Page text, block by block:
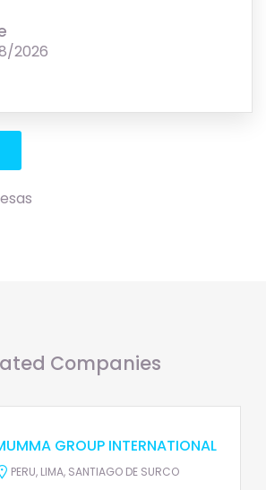
2026
Companies
GROUP INTERNATIONAL
PERU, LIMA, SANTIAGO DE SURCO